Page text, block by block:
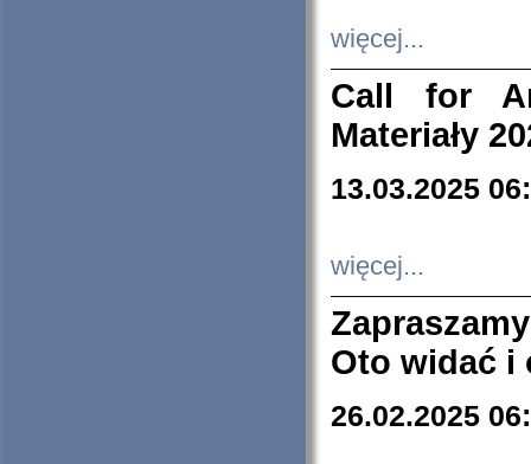
więcej...
Call for
Materiały
13.03.2025
więcej...
Oto widać i
26.02.2025